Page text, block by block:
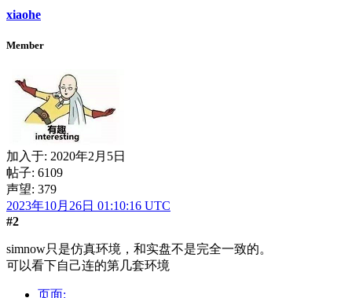
xiaohe
Member
加入于: 2020年2月5日
帖子: 6109
声望: 379
2023年10月26日 01:10:16 UTC
#2
simnow只是仿真环境，和实盘不是完全一致的。
可以看下自己连的第几套环境
页面: